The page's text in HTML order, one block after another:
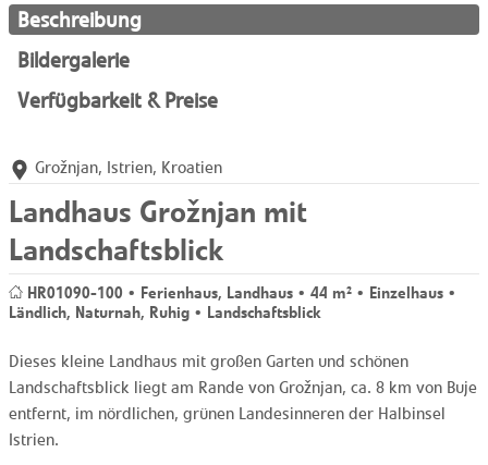
Beschreibung
Bildergalerie
Verfügbarkeit & Preise
Grožnjan, Istrien, Kroatien
Landhaus Grožnjan mit
Landschaftsblick
HR01090-100 • Ferienhaus, Landhaus • 44 m² • Einzelhaus •
Ländlich, Naturnah, Ruhig • Landschaftsblick
Dieses kleine Landhaus mit großen Garten und schönen
Landschaftsblick liegt am Rande von Grožnjan, ca. 8 km von Buje
entfernt, im nördlichen, grünen Landesinneren der Halbinsel
Istrien.